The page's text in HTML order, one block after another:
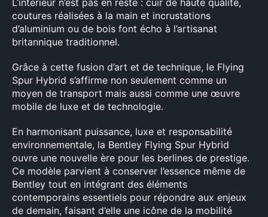
L’intérieur n’est pas en reste : cuir de haute qualité,
coutures réalisées à la main et incrustations
d’aluminium ou de bois font écho à l’artisanat
britannique traditionnel.
Grâce à cette fusion d’art et de technique, le Flying
Spur Hybrid s’affirme non seulement comme un
moyen de transport mais aussi comme une œuvre
mobile de luxe et de technologie.
En harmonisant puissance, luxe et responsabilité
environnementale, la Bentley Flying Spur Hybrid
ouvre une nouvelle ère pour les berlines de prestige.
Ce modèle parvient à conserver l’essence même de
Bentley tout en intégrant des éléments
contemporains essentiels pour répondre aux enjeux
de demain, faisant d’elle une icône de la mobilité